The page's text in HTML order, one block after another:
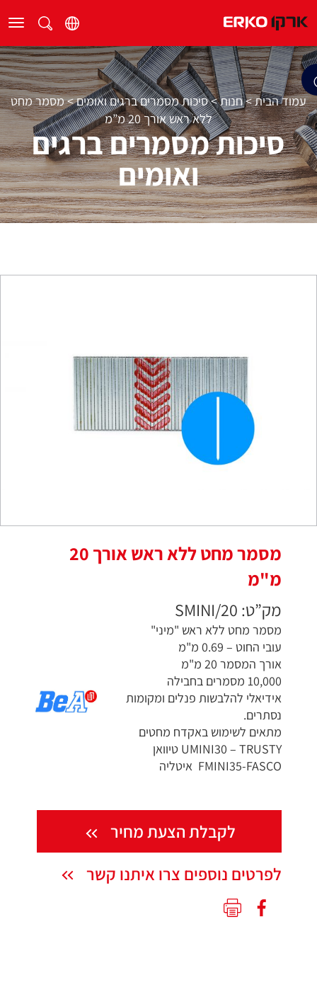
עמוד הבית>חנות>סיכות מסמרים ברגים ואומים>מסמר מחט
ללא ראש אורך 20 מ”מ
סיכות מסמרים ברגים
ואומים
מסמר מחט ללא ראש אורך 20
מ"מ
מק”ט: SMINI/20
מסמר מחט ללא ראש "מיני"
עובי החוט – 0.69 מ"מ
אורך המסמר 20 מ"מ
10,000 מסמרים בחבילה
אידיאלי להלבשות פנלים ומקומות
נסתרים.
מתאים לשימוש באקדח מחטים
UMINI30 – TRUSTY טיוואן
FMINI35-FASCO איטליה
לקבלת הצעת מחיר
לפרטים נוספים צרו איתנו קשר